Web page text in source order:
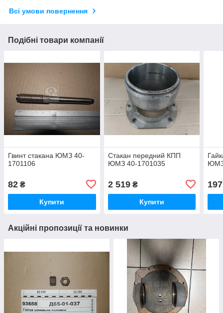
Всі умови повернення
Подібні товари компанії
Гвинт стакана ЮМЗ 40-
1701106
82 ₴
Купити
Стакан передний КПП
ЮМЗ 40-1701035
2 519₴
Купити
ЮМЗ
197
Акційні пропозиції та новинки